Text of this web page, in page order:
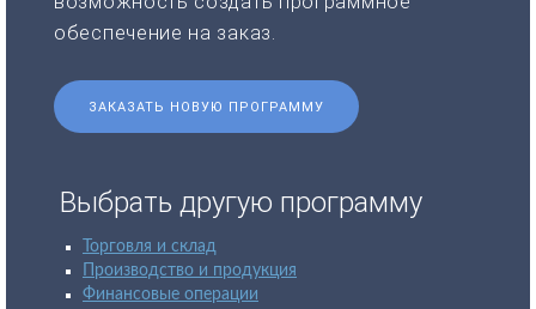
обеспечение на заказ.
ЗАКАЗАТЬ НОВУЮ ПРОГРАММУ
Выбрать другую программу
Торговля и склад
Производство и продукция
Финансовые операции